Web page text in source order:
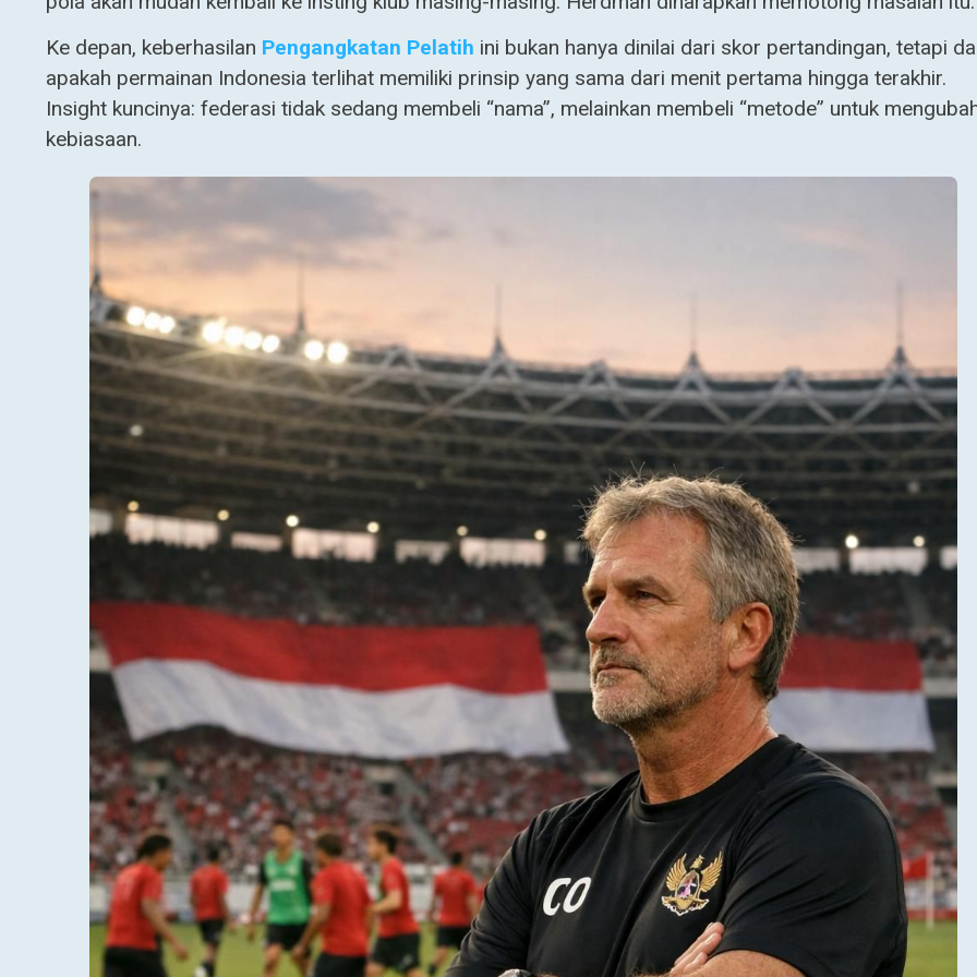
Ke depan, keberhasilan Pengangkatan Pelatih ini bukan hanya dinilai dari skor pertandingan, tetapi
apakah permainan Indonesia terlihat memiliki prinsip yang sama dari menit pertama hingga terakhir.
Insight kuncinya: federasi tidak sedang membeli “nama”, melainkan membeli “metode” untuk
kebiasaan.